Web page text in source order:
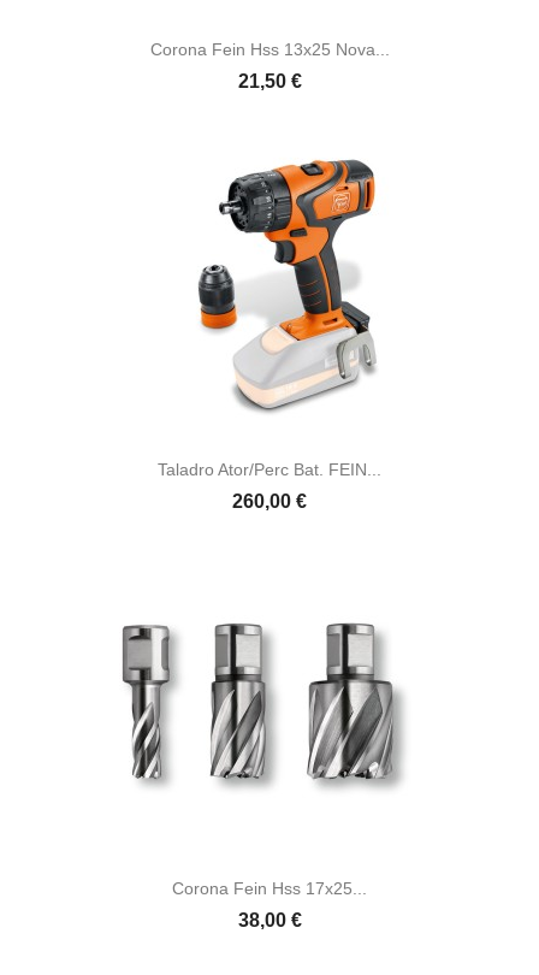
Corona Fein Hss 13x25 Nova...
21,50 €
Taladro Ator/perc Bat. FEIN...
260,00 €
Corona Fein Hss 17x25...
38,00 €